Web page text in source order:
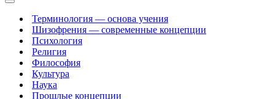
Меню
навигацииТерминология — основа учения
Шизофрения — современные концепции
Психология
Религия
Философия
Культура
Наука
Прошлые концепции